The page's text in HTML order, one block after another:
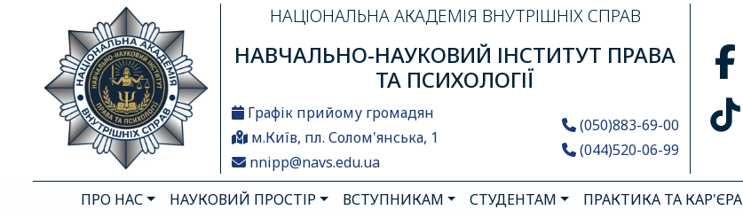
НАЦІОНАЛЬНА АКАДЕМІЯ ВНУТРІШНІХ СПРАВ
НАВЧАЛЬНО-НАУКОВИЙ ІНСТИТУТ ПРАВА
ТА ПСИХОЛОГІЇ
Графік прийому громадян
м.Київ, пл. Солом'янська, 1
nnipp@navs.edu.ua
(050)883-69-00
(044)520-06-99
ПРО НАС НАУКОВИЙ ПРОСТІР ВСТУПНИКАМ СТУДЕНТАМ ПРАКТИКА ТА КАР'ЄРА